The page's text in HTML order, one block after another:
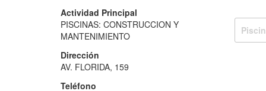
Actividad Principal
PISCINAS: CONSTRUCCION Y
MANTENIMIENTO
Dirección
AV. FLORIDA, 159
Teléfono